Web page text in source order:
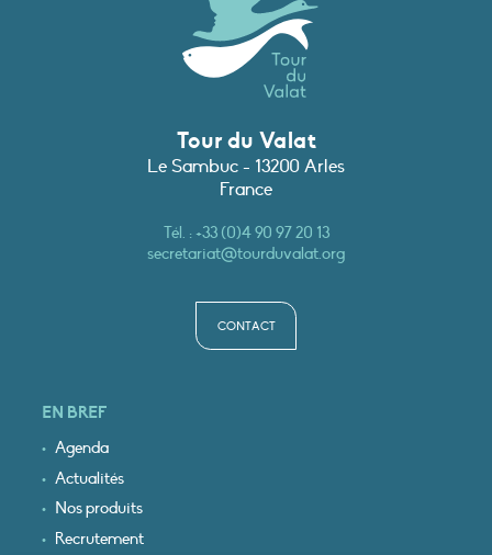
Tour du Valat
Le Sambuc - 13200 Arles
France
Tél. :+33 (0)4 90 97 20 13
secretariat@tourduvalat.org
CONTACT
EN BREF
Agenda
Actualités
Nos produits
Recrutement